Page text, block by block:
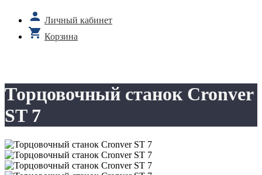
Личный кабинет
Корзина
Торцовочный станок Cronver
ST 7